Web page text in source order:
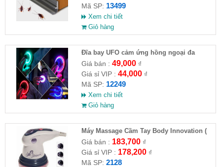
Mã SP: 13499
Xem chi tiết
Giỏ hàng
Đĩa bay UFO cảm ứng hồng ngoại đa
chiều tự động bay về
Giá bán : 49,000₫
Giá sỉ VIP : 44,000₫
Mã SP: 12249
Xem chi tiết
Giỏ hàng
Máy Massage Cầm Tay Body Innovation (
HĐ )
Giá bán : 183,700₫
Giá sỉ VIP : 178,200₫
Mã SP: 2128